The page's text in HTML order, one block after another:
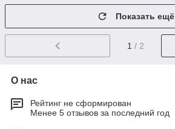
Показать ещё
1 / 2
О нас
Рейтинг не сформирован
Менее 5 отзывов за последний год